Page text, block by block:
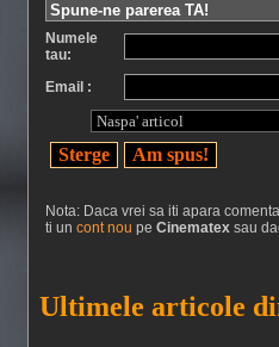
Spune-ne parerea TA!
Numele
tau:
Email :
Nota: Daca vrei sa iti apara
ti un cont nou pe Cinematex sau
Ultimele articole